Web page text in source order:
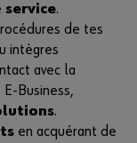
service.
de tes
intègres
avec la
Business,
.
en acquérant de